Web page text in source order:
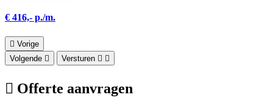
€ 416,- p./m.
Vorige
Volgende
Versturen
Offerte aanvragen